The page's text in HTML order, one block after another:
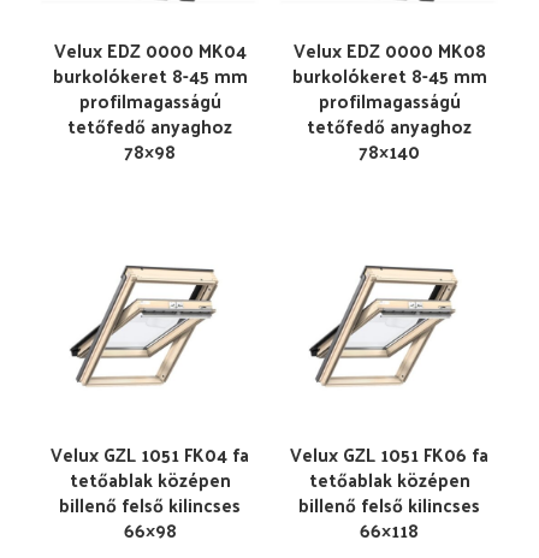
Velux EDZ 0000 MK04
burkolókeret 8-45 mm
profilmagasságú
tetőfedő anyaghoz
78×98
Velux EDZ 0000 MK08
burkolókeret 8-45 mm
profilmagasságú
tetőfedő anyaghoz
78×140
Velux GZL 1051 FK04 fa
tetőablak középen
billenő felső kilincses
66×98
Velux GZL 1051 FK06 fa
tetőablak középen
billenő felső kilincses
66×118